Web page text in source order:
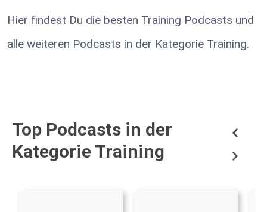
Hier findest Du die besten Training Podcasts und
alle weiteren Podcasts in der Kategorie Training.
Top Podcasts in der
Kategorie Training